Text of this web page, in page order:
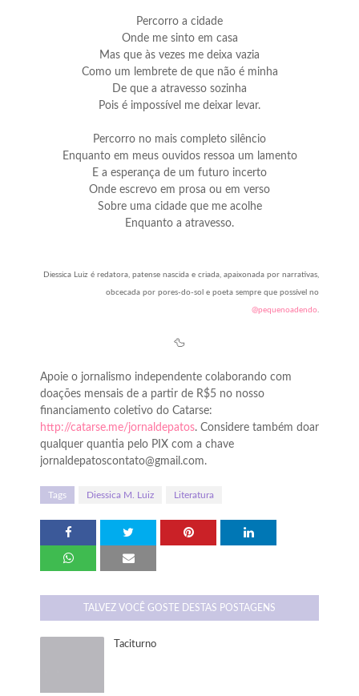
Percorro a cidade
Onde me sinto em casa
Mas que às vezes me deixa vazia
Como um lembrete de que não é minha
De que a atravesso sozinha
Pois é impossível me deixar levar.
Percorro no mais completo silêncio
Enquanto em meus ouvidos ressoa um lamento
E a esperança de um futuro incerto
Onde escrevo em prosa ou em verso
Sobre uma cidade que me acolhe
Enquanto a atravesso.
Diessica Luiz é redatora, patense nascida e criada, apaixonada por narrativas,
obcecada por pores-do-sol e poeta sempre que possível no
@pequenoadendo.
🦆
Apoie o jornalismo independente colaborando com
doações mensais de a partir de R$5 no nosso
financiamento coletivo do Catarse:
http://catarse.me/jornaldepatos. Considere também doar
qualquer quantia pelo PIX com a chave
jornaldepatoscontato@gmail.com.
Tags Diessica M. Luiz Literatura
TALVEZ VOCÊ GOSTE DESTAS POSTAGENS
Taciturno